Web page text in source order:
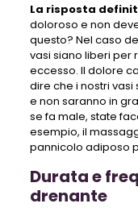
La risposta
doloroso e non
questo? Nel caso
vasi siano liberi per
eccesso. Il dolore
dire che i nostri
e non saranno in
se fa male, state
esempio, il
pannicolo adiposo
Durata e
drenante